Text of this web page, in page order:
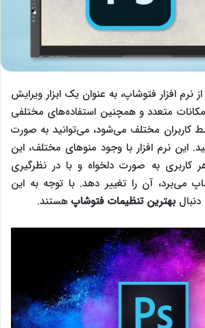
از نرم افزار فتوشاپ، به عنوان یک ابزار ویرایش
متعدد و همچنین استفاده‌های مختلفی
کاربران مختلف می‌شود، می‌توانید به صورت
این نرم افزار با وجود منوهای مختلف، این
کاربری به صورت دلخواه و با در نظرگیری
می‌برد، آن را تغییر دهد. با توجه به این
دنبالبهترین تنظیمات فتوشاپ هستند.